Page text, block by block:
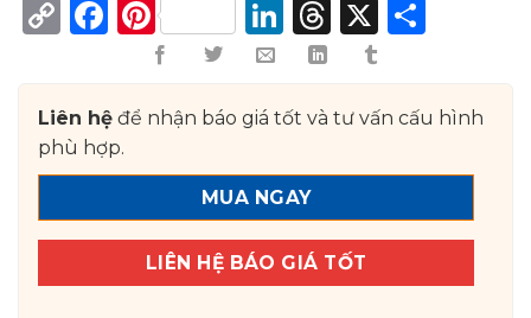
CopyFacebook
PinterestLinkedIn
Threads
X
Liên hệ để nhận báo giá tốt và tư vấn cấu hình
phù hợp.
MUA NGAY
LIÊN HỆ BÁO GIÁ TỐT